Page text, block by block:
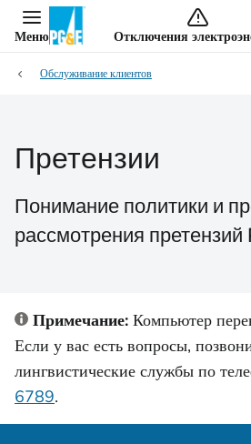
Меню Отключения
Обслуживание клиентов
Претензии
Понимание политики и
рассмотрения претензий
Примечание: Компьютер
Если у вас есть вопросы,
лингвистические службы по
6789.